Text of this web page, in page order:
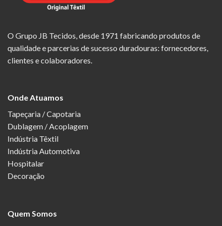
O Grupo JB Tecidos, desde 1971 fabricando produtos de
qualidade e parcerias de sucesso duradouras: fornecedores,
clientes e colaboradores.
Onde Atuamos
Tapeçaria / Capotaria
Dublagem / Acoplagem
Indústria Têxtil
Indústria Automotiva
Hospitalar
Decoração
Quem Somos